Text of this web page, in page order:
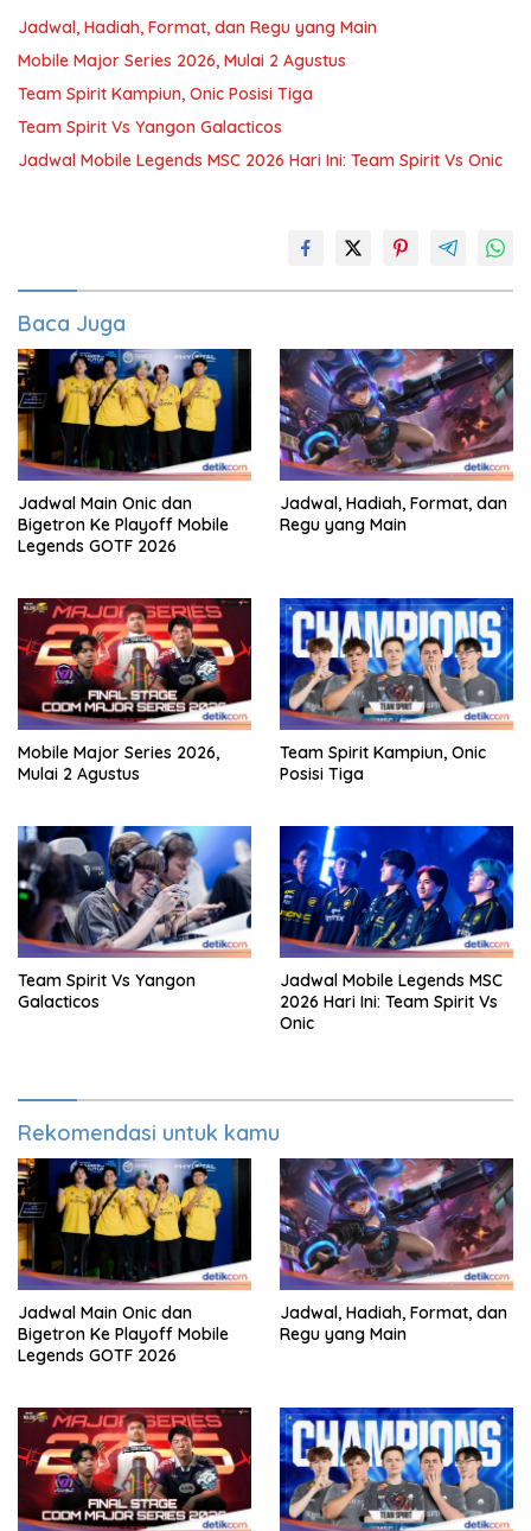
Jadwal, Hadiah, Format, dan Regu yang Main
Mobile Major Series 2026, Mulai 2 Agustus
Team Spirit Kampiun, Onic Posisi Tiga
Team Spirit Vs Yangon Galacticos
Jadwal Mobile Legends MSC 2026 Hari Ini: Team Spirit Vs Onic
Baca Juga
Jadwal Main Onic dan
Bigetron Ke Playoff Mobile
Legends GOTF 2026
Jadwal, Hadiah, Format, dan
Regu yang Main
Mobile Major Series 2026,
Mulai 2 Agustus
Team Spirit Kampiun, Onic
Posisi Tiga
Team Spirit Vs Yangon
Galacticos
Jadwal Mobile Legends MSC
2026 Hari Ini: Team Spirit Vs
Onic
Rekomendasi untuk kamu
Jadwal Main Onic dan
Bigetron Ke Playoff Mobile
Legends GOTF 2026
Jadwal, Hadiah, Format, dan
Regu yang Main